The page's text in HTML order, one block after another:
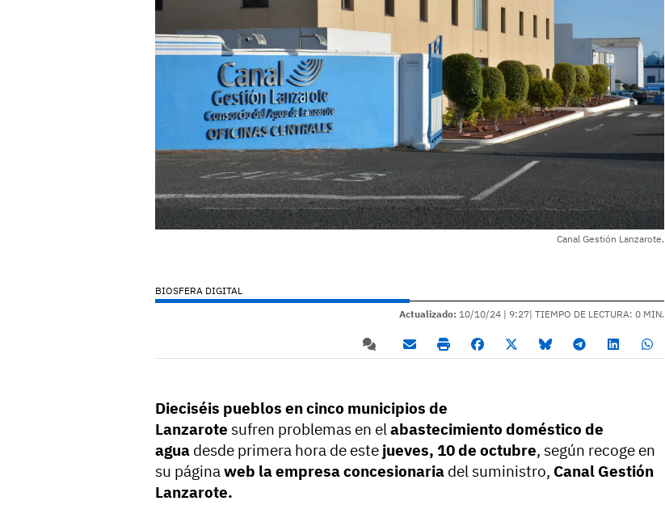
Canal Gestión Lanzarote.
BIOSFERA DIGITAL
Actualizado: 10/10/24 | 9:27| TIEMPO DE LECTURA: 0 MIN.
Dieciséis pueblos en cinco municipios de
Lanzarote sufren problemas en elabastecimiento doméstico de
agua desde primera hora de este jueves, 10 de octubre, según recoge en
su páginaweb la empresa concesionaria del suministro, Canal Gestión
Lanzarote.